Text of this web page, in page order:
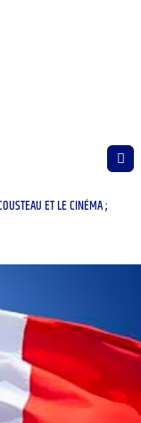
ET LE CINÉMA ;